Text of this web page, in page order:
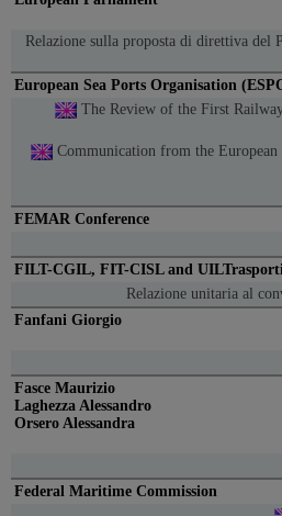
Relazione sulla proposta di direttiva del
European Sea Ports Organisation
The Review of the First
Communication from the
FEMAR Conference
FILT-CGIL, FIT-CISL and
Relazione unitaria al
Fanfani Giorgio
Fasce Maurizio
Laghezza Alessandro
Orsero Alessandra
Federal Maritime Commission